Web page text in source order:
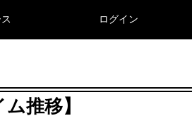
ログイン
推移】